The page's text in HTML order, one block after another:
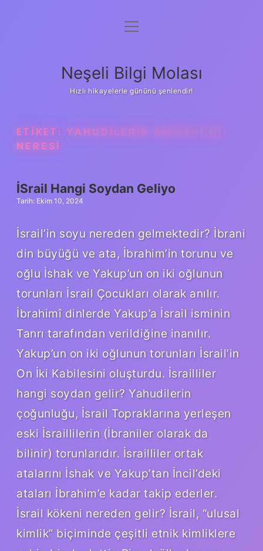
Anasayfa
Yasal Uyarı
menüyü
Neşeli Bilgi Molası
Hızlı hikayelerle gününü şenlendir!
ETIKET: YAHUDILERIN ANAVATANI
NERESI
İSrail Hangi Soydan Geliyo
Tarih: Ekim 10, 2024
İsrail’in soyu nereden gelmektedir? İbrani
din büyüğü ve ata, İbrahim’in torunu ve
oğlu İshak ve Yakup’un on iki oğlunun
torunları İsrail Çocukları olarak anılır.
İbrahimî dinlerde Yakup’a İsrail isminin
Tanrı tarafından verildiğine inanılır.
Yakup’un on iki oğlunun torunları İsrail’in
On İki Kabilesini oluşturdu. İsrailliler
hangi soydan gelir? Yahudilerin
çoğunluğu, İsrail Topraklarına yerleşen
eski İsraillilerin (İbraniler olarak da
bilinir) torunlarıdır. İsrailliler ortak
atalarını İshak ve Yakup’tan İncil’deki
ataları İbrahim’e kadar takip ederler.
İsrail kökeni nereden gelir? İsrail, “ulusal
kimlik” biçiminde çeşitli etnik kimliklere